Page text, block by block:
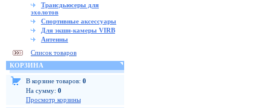
Трансдьюсеры для
эхолотов
Спортивные аксессуары
Для экшн-камеры VIRB
Антенны
Список товаров
КОРЗИНА
В корзине товаров: 0
На сумму: 0
Просмотр корзины